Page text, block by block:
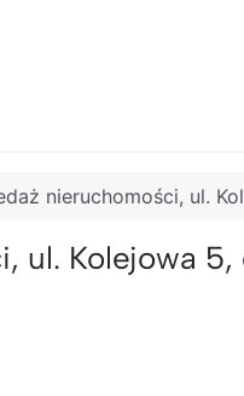
nieruchomości, ul.
Kolejowa